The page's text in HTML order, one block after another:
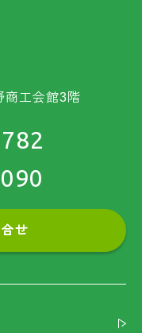
商工会館3階
せ